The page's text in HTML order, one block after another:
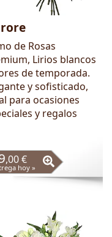
de Rosas
Lirios blancos
de temporada.
y sofisticado,
para ocasiones
y regalos
,00 €
hoy »